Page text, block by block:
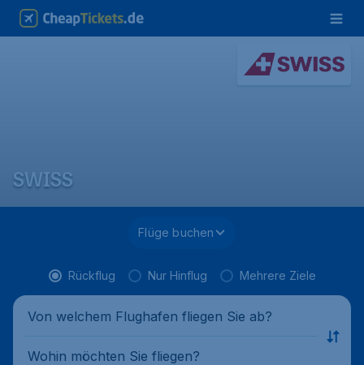
SWISS
Flüge buchen
Rückflug Nur Hinflug Mehrere Ziele
Von welchem Flughafen fliegen Sie ab?
Wohin möchten Sie fliegen?